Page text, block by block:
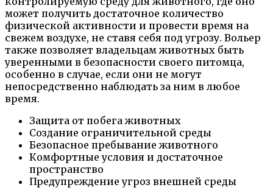
может получить достаточное количество
физической активности и провести время на
свежем воздухе, не ставя себя под угрозу. Вольер
также позволяет владельцам животных быть
уверенными в безопасности своего питомца,
особенно в случае, если они не могут
непосредственно наблюдать за ним в любое
время.
Защита от побега животных
Создание ограничительной среды
Безопасное пребывание животного
Комфортные условия и достаточное
пространство
Предупреждение угроз внешней среды